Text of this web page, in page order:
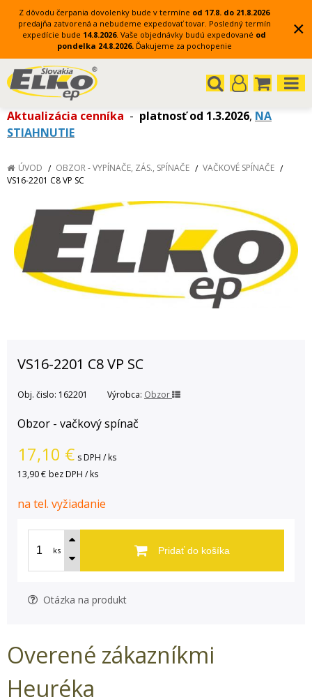
Z dôvodu čerpania dovolenky bude v termíne od 17.8. do 21.8.2026
predajňa zatvorená a nebudeme expedovať tovar. Posledný termín
expedície bude 14.8.2026. Vaše objednávky budú expedované od
pondelka 24.8.2026. Ďakujeme za pochopenie
×
Aktualizácia cenníka - platnosť od 1.3.2026, NA
STIAHNUTIE
ÚVOD OBZOR - VYPÍNAČE, ZÁS., SPÍNAČE
VAČKOVÉ SPÍNAČE
VS16-2201 C8 VP SC
VS16-2201 C8 VP SC
Obj. čislo: 162201 Výrobca: Obzor
Obzor - vačkový spínač
17,10 € s DPH / ks
13,90 € bez DPH / ks
na tel. vyžiadanie
ks Pridať do košíka
Otázka na produkt
Overené zákazníkmi
Heuréka